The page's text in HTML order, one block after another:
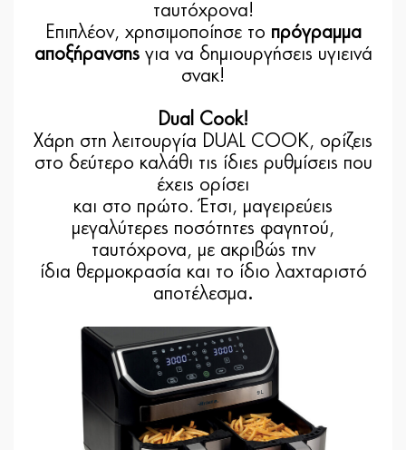
ταυτόχρονα!
Επιπλέον, χρησιμοποίησε το πρόγραμμα
αποξήρανσηςγια να δημιουργήσεις υγιεινά
σνακ!
Dual Cook!
Χάρη στη λειτουργία DUAL COOK, ορίζεις
στο δεύτερο καλάθι τις ίδιες ρυθμίσεις που
έχεις ορίσει
και στο πρώτο. Έτσι, μαγειρεύεις
μεγαλύτερες ποσότητες φαγητού,
ταυτόχρονα, με ακριβώς την
ίδια θερμοκρασία και το ίδιο λαχταριστό
αποτέλεσμα.